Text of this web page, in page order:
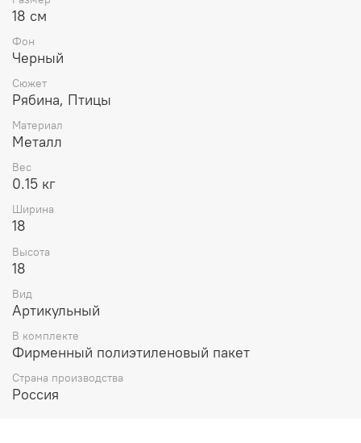
18 см
Фон
Черный
Сюжет
Рябина, Птицы
Материал
Металл
Вес
0.15 кг
Ширина
18
Высота
18
Вид
Артикульный
В комплекте
Фирменный полиэтиленовый пакет
Страна производства
Россия